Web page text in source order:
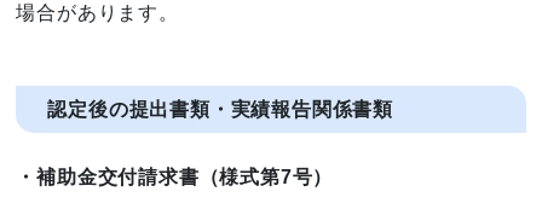
場合があります。
認定後の提出書類・実績報告関係書類
・補助金交付請求書（様式第7号）